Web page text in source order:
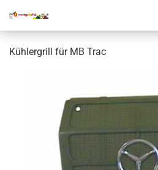
Kühlergrill für MB Trac